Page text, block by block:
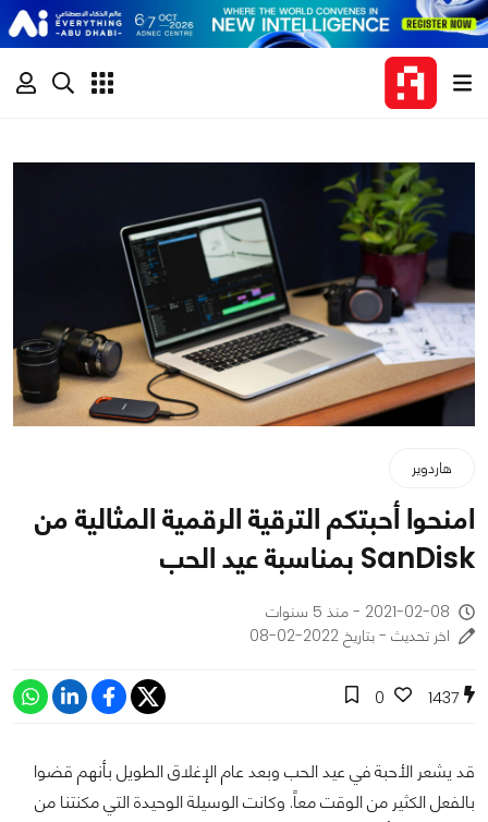
هاردوير
امنحوا أحبتكم الترقية الرقمية المثالية من
SanDisk بمناسبة عيد الحب
2021-02-08 - منذ 5 سنوات
اخر تحديث - بتاريخ 2022-02-08
1437
0
قد يشعر الأحبة في عيد الحب وبعد عام الإغلاق الطويل بأنهم قضوا
بالفعل الكثير من الوقت معاً. وكانت الوسيلة الوحيدة التي مكنتنا من